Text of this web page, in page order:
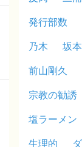
発行部数
乃木
坂
前山剛久
宗教の勧誘
塩ラーメン
生理的